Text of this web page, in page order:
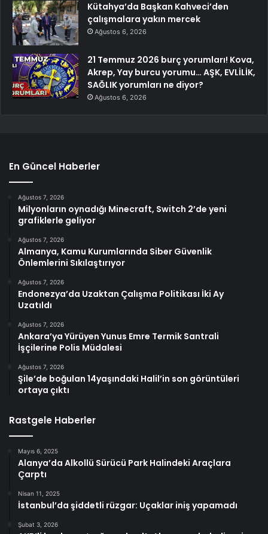
Kütahya’da Başkan Kahveci’den
çalışmalara yakın mercek
Ağustos 6, 2026
21 Temmuz 2026 burç yorumları! Kova,
Akrep, Yay burcu yorumu… AŞK, EVLİLİK,
SAĞLIK yorumları ne diyor?
Ağustos 6, 2026
En Güncel Haberler
Ağustos 7, 2026
Milyonların oynadığı Minecraft, Switch 2’de yeni
grafiklerle geliyor
Ağustos 7, 2026
Almanya, Kamu Kurumlarında Siber Güvenlik
Önlemlerini Sıkılaştırıyor
Ağustos 7, 2026
Endonezya’da Uzaktan Çalışma Politikası İki Ay
Uzatıldı
Ağustos 7, 2026
Ankara’ya Yürüyen Yunus Emre Termik Santrali
İşçilerine Polis Müdalesi
Ağustos 7, 2026
Şile’de boğulan 14yaşındaki Halil’in son görüntüleri
ortaya çıktı
Rastgele Haberler
Mayıs 6, 2025
Alanya’da Alkollü Sürücü Park Halindeki Araçlara
Çarptı
Nisan 11, 2025
İstanbul’da şiddetli rüzgar: Uçaklar iniş yapamadı
Şubat 3, 2026